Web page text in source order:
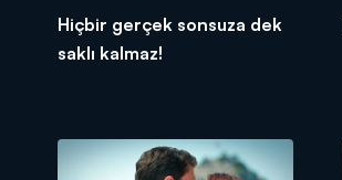
Hiçbir gerçek sonsuza dek
saklı kalmaz!